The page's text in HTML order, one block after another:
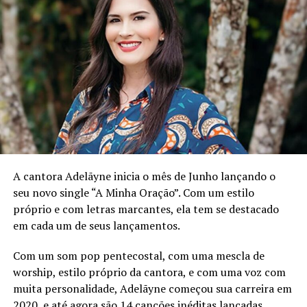
Além disso, o single conta com a participação especial
de Victor Miranda, que também participou da gravação
original lançada em outubro de 2021. A escolha do feat
não foi apenas estratégica, mas também simboliza a
continuidade e a evolução da mensagem dessas
poderosas canções.
Impactando as igrejas pelo Brasil
Ao ser questionado sobre o impacto que espera que o
espera que o Espírito Santo de Deus alcance os corações
dentro e fora do país. “Creio que a Igreja Brasileira e até
mundial será desafiada a criar um ambiente que atraia a
Presença e a Manifestação do Poder de Deus, trazendo
milagres, cura e libertação”, coloca.
O medley “O Céu Desceu / A Melhor Parte” promete ser
uma ferramenta de Deus para a música cristã,
A cantora Adelãyne inicia o mês de Junho lançando o
seu novo single “A Minha Oração”. Com um estilo
próprio e com letras marcantes, ela tem se destacado
em cada um de seus lançamentos.
Com um som pop pentecostal, com uma mescla de
worship, estilo próprio da cantora, e com uma voz com
muita personalidade, Adelãyne começou sua carreira em